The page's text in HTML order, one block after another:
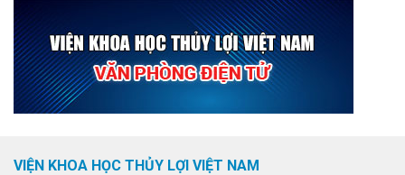
VIỆN KHOA HỌC THỦY LỢI VIỆT NAM